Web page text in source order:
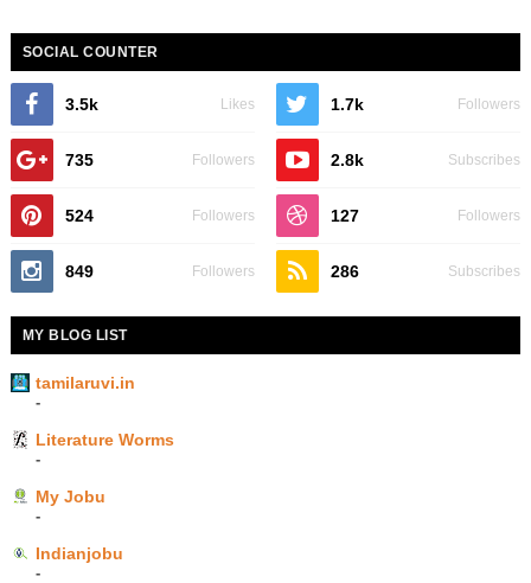
SOCIAL COUNTER
3.5k Likes 1.7k Followers
735 Followers 2.8k Subscribes
524 Followers 127 Followers
849 Followers 286 Subscribes
MY BLOG LIST
tamilaruvi.in
-
Literature Worms
-
My Jobu
-
Indianjobu
-